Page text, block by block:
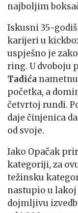
najboljim
Iskusni 35-
karijeri u
uspješno je
ring. U dvoboju
Tadića
početka, a
četvrtoj rundi.
daje činjenica
od svoje.
Iako Opačak
kategoriji, za
težinsku
nastupio u lakoj
dojmljivu